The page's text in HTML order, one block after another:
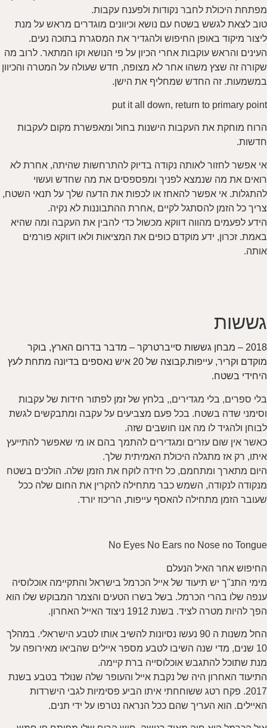
מפתחת היכולת לחבר נקודות ולפענח עקבות.
טוב לצאת לגשש בשטח עם נושא וכיוונים מוגדרים מראש על מנת
ליצור מיקוד באופן החיפוש ולהגדיר את המסגרת בתוכה נעים.
העינים והראש עוקבות אחרי הכיון על פי הנושא וקו המתאר. לרוב מה
שקורה זה שצץ משהו אחר לא מצופה, חדש שעולה על המטרה והכיוון
במשמעות. זה החדש שמחליף את הישן.
put it all down, return to primary point
הרוח מוחקת את העקבות הישנות בחול ומאפשרת מקום לעקבות
חדשות.
אי אפשר לחזור לאותה נקודה בדיוק להתרחשות שהיתה, אחרת לא
רואים את מה שנמצא לפניך ומפספסים את מה שחדש ועשוי
להתגלות. אי אפשר להאחז או לכפות את הדעה שלך על תנאי השטח,
צריך כל הזמן להסתגל לקיים ,אחרת ההתבוננות לא נקיה.
הידע לפעמים מהווה דווקא מכשול כדי להבין את העקבה ומה שהיא
באמת. זכרון, ידע מוקדם כופים את המציאות ולאו דווקא פורמים
אותה.
גששות
2018 – מבחן גששות סייברטרקר – מדבר בדרום הארץ, בוקר
מוקדם וקריר, עייפות.קבוצה של 20 איש נאספים בדיונה מתחת לעץ
היחידי בשטח.
בלי ספרים, בלי מגדירים,, בלחץ של זמן לפתור חידות של עקבות
וסימני שדה בשטח. בכל פעם מצביעים על עקבה ומתבקשים לגשת
לבוחן ולהגיד לו מה אנו חושבים שזה.
כאשר אין שום עזרים ומגדירים להתמך בהם או מי שאפשר להתייעץ
איתו, רק אז מתגלה היכולת האמיתית שלך.
היום מתארך ומתחמם, כל חידה לוקח את הזמן שלה. הולכים בשטח
מנקודה לנקודה, השמש כבר מתחילה להקרין את החום שלה ככל
שעובר הזמן מתחילה להאסף עייפות, הריכוז יורד.
No Eyes No Ears no Nose no Tongue
החיפוש אחר האיל הנעלם
מימי התנ"ך יש תיעוד של אייל הכרמל בישראל והתקיימה אוכלוסיה
ענפה שלו בהרי הכרמל. בשל בשרו הטעים והצמר המבוקש שלו הוא
הפך להיות מטרה לציד. בשנת 1912 ניצוד האייל האחרון.
החל משנות ה 90 נעשו נסיונות להשיב אותו לטבע הישראלי. במהלך
10 שנים, מדי שנה השיבו לטבע מספר איילים שהביאו מאירופה על
מנת שתוכל להתגבש אוכלוסייה ברת קיימה.
התיעוד האחרון היה של נקבת אייל והעופר שלה שנולד בטבע בשנת
2017. פקח רטג ששוחחתי איתו הביע פסימיות לגבי הישרדות
האיילים. הוא העריך שהם ככל הנראה נטרפו על ידי תנים.